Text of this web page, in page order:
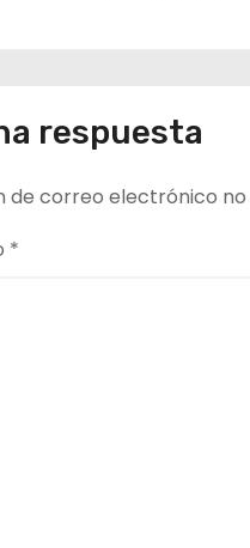
respuesta
de correo electrónico
*